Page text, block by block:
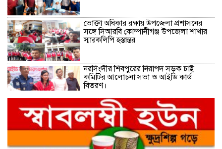
ভোক্তা অধিকার রক্ষায় উপজেলা প্রশাসনের
সঙ্গে সিআরবি কোম্পানীগঞ্জ উপজেলা শাখার
স্মারকলিপি হস্তান্তর
নরসিংদীর শিবপুরের নিরাপদ সড়ক চাই
কমিটির আলোচনা সভা ও আইডি কার্ড
বিতরণ।
নিরাপদ সড়ক গড়তে কাঁধে কাঁধ মিলিয়ে কাজ
করার প্রত্যয়: নিসচা পলাশ উপজেলা শাখার
আইডি কার্ড বিতরণ ও পরিচিতি সভা সম্পন্ন**